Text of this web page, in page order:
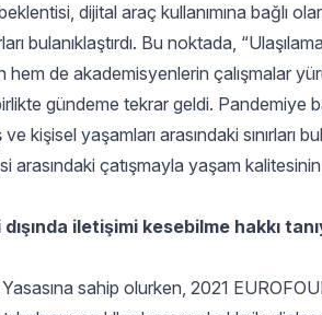
dijital araç kullanımına bağlı
bulanıklaştırdı. Bu noktada,
hem de akademisyenlerin çalışmalar
gündeme tekrar geldi. Pandemiye
kişisel yaşamları arasındaki sınırları
arasındaki çatışmayla yaşam
iletişimi kesebilme hakkı
Yasasına sahip olurken, 2021